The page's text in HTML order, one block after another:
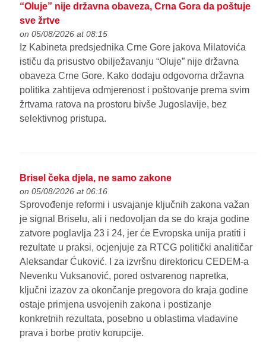
“Oluje” nije državna obaveza, Crna Gora da poštuje
sve žrtve
on 05/08/2026 at 08:15
Iz Kabineta predsjednika Crne Gore jakova Milatovića
ističu da prisustvo obilježavanju “Oluje” nije državna
obaveza Crne Gore. Kako dodaju odgovorna državna
politika zahtijeva odmjerenost i poštovanje prema svim
žrtvama ratova na prostoru bivše Jugoslavije, bez
selektivnog pristupa.
Brisel čeka djela, ne samo zakone
on 05/08/2026 at 06:16
Sprovođenje reformi i usvajanje ključnih zakona važan
je signal Briselu, ali i nedovoljan da se do kraja godine
zatvore poglavlja 23 i 24, jer će Evropska unija pratiti i
rezultate u praksi, ocjenjuje za RTCG politički analitičar
Aleksandar Ćuković. I za izvršnu direktoricu CEDEM-a
Nevenku Vuksanović, pored ostvarenog napretka,
ključni izazov za okončanje pregovora do kraja godine
ostaje primjena usvojenih zakona i postizanje
konkretnih rezultata, posebno u oblastima vladavine
prava i borbe protiv korupcije.